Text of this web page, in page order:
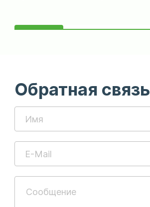
Обратная связь